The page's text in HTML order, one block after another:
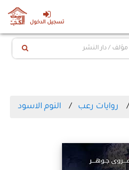
تسجيل الدخول
روايات رعب النوم الاسود